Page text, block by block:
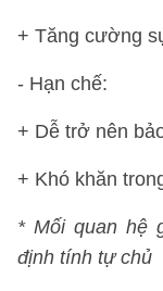
+ Tăng cường
- Hạn chế:
+ Dễ trở nên
+ Khó khăn
* Mối quan hệ
định tính tự chủ